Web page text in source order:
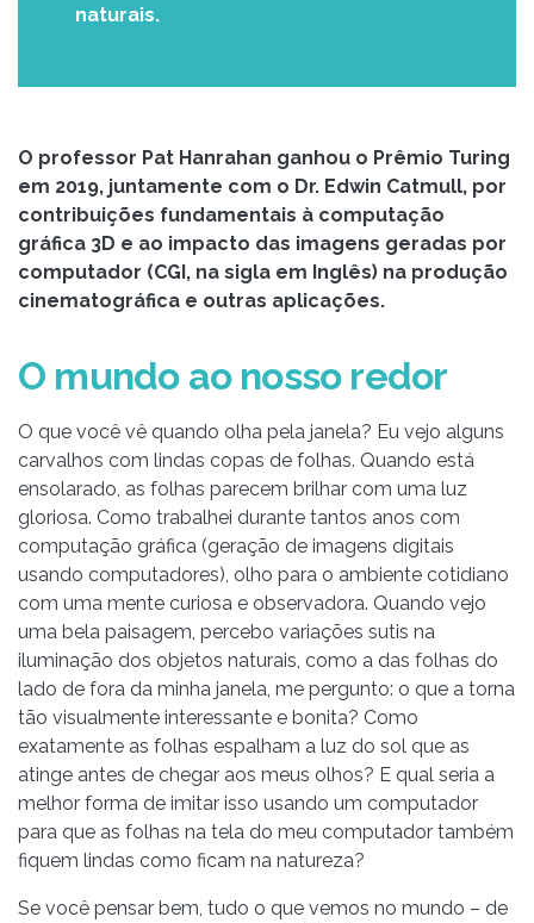
naturais.
O professor Pat Hanrahan ganhou o Prêmio Turing
em 2019, juntamente com o Dr. Edwin Catmull, por
contribuições fundamentais à computação
gráfica 3D e ao impacto das imagens geradas por
computador (CGI, na sigla em Inglês) na produção
cinematográfica e outras aplicações.
O mundo ao nosso redor
O que você vê quando olha pela janela? Eu vejo alguns
carvalhos com lindas copas de folhas. Quando está
ensolarado, as folhas parecem brilhar com uma luz
gloriosa. Como trabalhei durante tantos anos com
computação gráfica (geração de imagens digitais
usando computadores), olho para o ambiente cotidiano
com uma mente curiosa e observadora. Quando vejo
uma bela paisagem, percebo variações sutis na
iluminação dos objetos naturais, como a das folhas do
lado de fora da minha janela, me pergunto: o que a torna
tão visualmente interessante e bonita? Como
exatamente as folhas espalham a luz do sol que as
atinge antes de chegar aos meus olhos? E qual seria a
melhor forma de imitar isso usando um computador
para que as folhas na tela do meu computador também
fiquem lindas como ficam na natureza?
Se você pensar bem, tudo o que vemos no mundo – de